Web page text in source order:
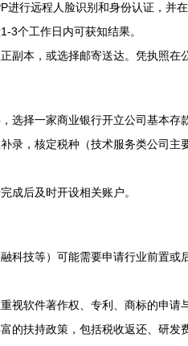
进行远程人脸识别和身份认证，并
3个工作日内可获知结果。
副本，或选择邮寄送达。凭执照
选择一家商业银行开立公司基本存
录，核定税种（技术服务类公司
成后及时开设相关账户。
科技等）可能需要申请行业前置
视软件著作权、专利、商标的申请
的扶持政策，包括税收返还、研